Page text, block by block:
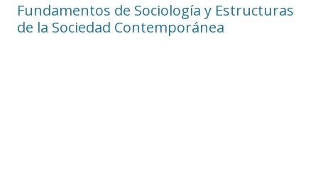
Fundamentos de Sociología y Estructuras
de la Sociedad Contemporánea